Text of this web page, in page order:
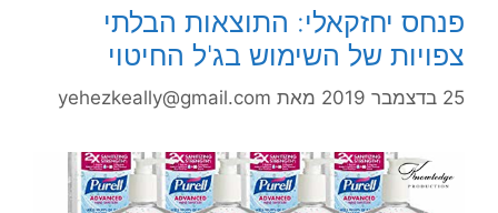
פנחס יחזקאלי: התוצאות הבלתי
צפויות של השימוש בג'ל החיטוי
25 בדצמבר 2019 מאת yehezkeally@gmail.com